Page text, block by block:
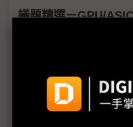
議題精選－GPU/
通用型伺服器出貨大反
NVIDIA催貨力道強勁